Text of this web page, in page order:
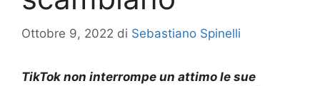
Ottobre 9, 2022 di Sebastiano Spinelli
TikTok non interrompe un attimo le sue